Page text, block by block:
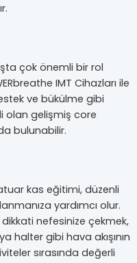
çok önemli bir rol
IMT Cihazları ile
ve bükülme gibi
olan gelişmiş core
bulunabilir.
kas eğitimi, düzenli
yardımcı olur.
nefesinize çekmek,
halter gibi hava akışının
sırasında değerli